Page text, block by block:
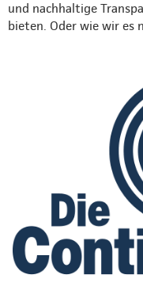
und nachhaltige
bieten. Oder wie wir es